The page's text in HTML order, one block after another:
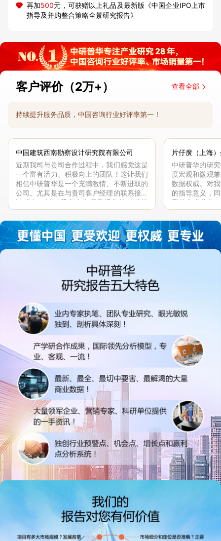
再加500元，可获赠以上礼品及最新版《中国企业IPO上市
指导及并购整合策略全景研究报告》
客户评价（2万+） 查看全部
持续提升服务品质，中国咨询行业好评率第一！
中国建筑西南勘察设计研究院有限公司
近期我司与贵司合作过程中，我们感觉这是
一个富有活力、积极向上的团队！这让我们
相信中研普华是一个充满激情、不断进取的
公司。尤其是在与贵司客户经理的联系接洽
过程中，针对我方合作项目报告的种种细
节，及时细致缜密地协助与项目部沟通、探
讨和完善...
片仔癀（上海
中研普华的研
度宏观和微观
数据权威。对
的指导意义，
高的参考价值
体化”服务和行
司继续...